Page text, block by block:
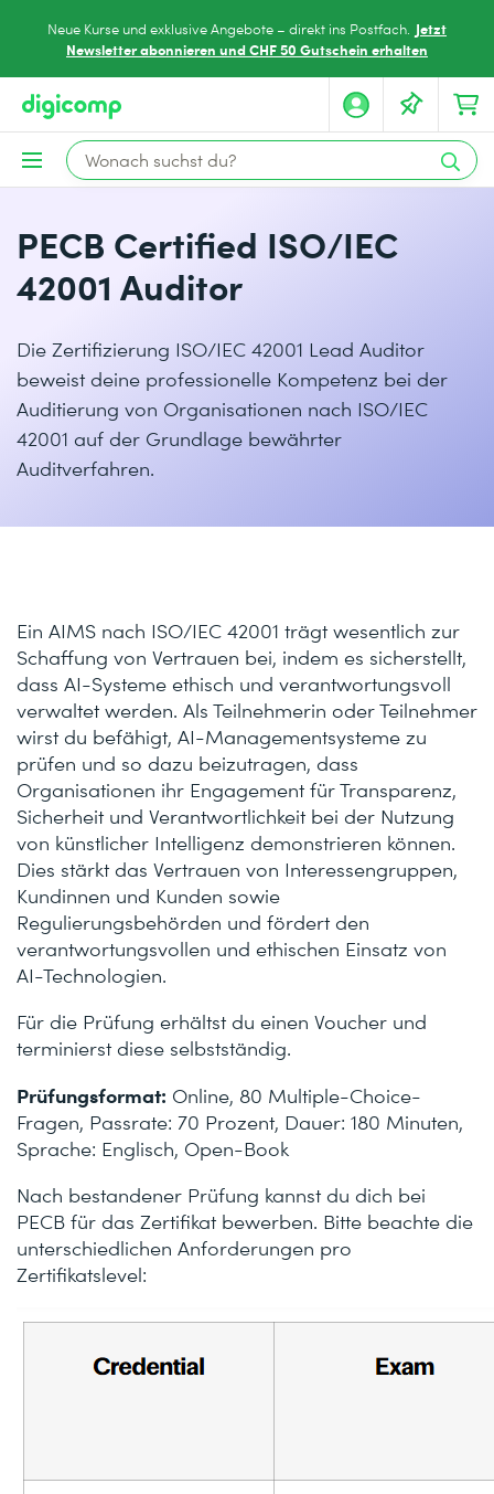
Neue Kurse und exklusive Angebote – direkt ins Postfach. Jetzt
Newsletter abonnieren und CHF 50 Gutschein erhalten
PECB Certified ISO/IEC
42001 Auditor
Die Zertifizierung ISO/IEC 42001 Lead Auditor
beweist deine professionelle Kompetenz bei der
Auditierung von Organisationen nach ISO/IEC
42001 auf der Grundlage bewährter
Auditverfahren.
Ein AIMS nach ISO/IEC 42001 trägt wesentlich zur
Schaffung von Vertrauen bei, indem es sicherstellt,
dass AI-Systeme ethisch und verantwortungsvoll
verwaltet werden. Als Teilnehmerin oder Teilnehmer
wirst du befähigt, AI-Managementsysteme zu
prüfen und so dazu beizutragen, dass
Organisationen ihr Engagement für Transparenz,
Sicherheit und Verantwortlichkeit bei der Nutzung
von künstlicher Intelligenz demonstrieren können.
Dies stärkt das Vertrauen von Interessengruppen,
Kundinnen und Kunden sowie
Regulierungsbehörden und fördert den
verantwortungsvollen und ethischen Einsatz von
AI-Technologien.
Für die Prüfung erhältst du einen Voucher und
terminierst diese selbstständig.
Prüfungsformat: Online, 80 Multiple-Choice-
Fragen, Passrate: 70 Prozent, Dauer: 180 Minuten,
Sprache: Englisch, Open-Book
Nach bestandener Prüfung kannst du dich bei
PECB für das Zertifikat bewerben. Bitte beachte die
unterschiedlichen Anforderungen pro
Zertifikatslevel: